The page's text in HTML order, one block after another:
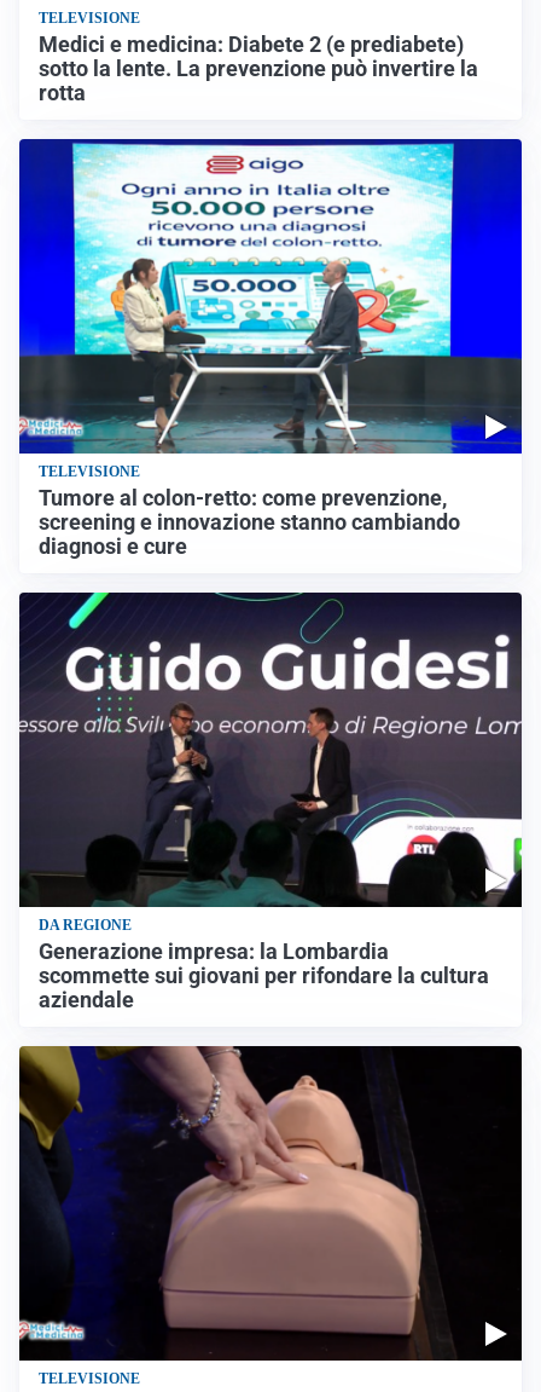
TELEVISIONE
Medici e medicina: Diabete 2 (e prediabete)
sotto la lente. La prevenzione può invertire la
rotta
TELEVISIONE
Tumore al colon-retto: come prevenzione,
screening e innovazione stanno cambiando
diagnosi e cure
DA REGIONE
Generazione impresa: la Lombardia
scommette sui giovani per rifondare la cultura
aziendale
TELEVISIONE